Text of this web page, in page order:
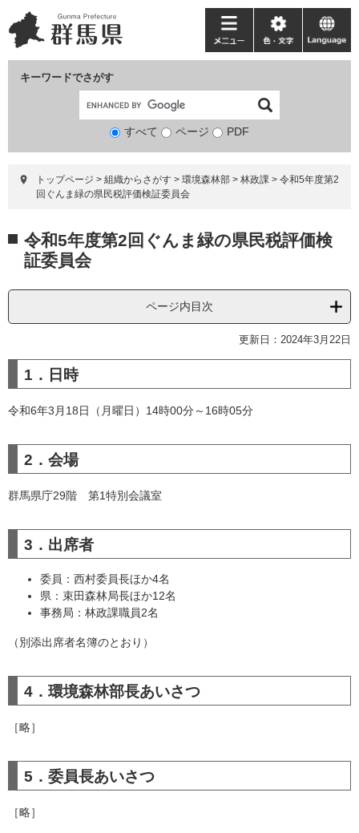
ー
ジ
ニ
ュ
て
キーワードでさがす
検
象
すべて ページ PDF
メ
ニ
ー
色・
文
language
トップページ > 組織からさがす > 環境森林部 > 林政課 > 令和5年度第2
回ぐんま緑の県民税評価検証委員会
文 令和5年度第2回ぐんま緑の県民税評価検
証委員会
ページ内目次
更新日：2024年3月22日
1．日時
令和6年3月18日（月曜日）14時00分～16時05分
2．会場
群馬県庁29階 第1特別会議室
3．出席者
委員：西村委員長ほか4名
県：束田森林局長ほか12名
事務局：林政課職員2名
（別添出席者名簿のとおり）
4．環境森林部長あいさつ
［略］
5．委員長あいさつ
［略］